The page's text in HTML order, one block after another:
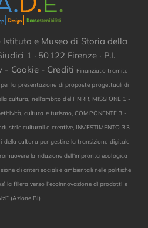
e Museo di Storia della
1 · 50122 Firenze · P.I.
- Cookie - Crediti Finanziato tramite
per la presentazione di proposte progettuali di
cultura, nell’ambito del PNRR, MISSIONE 1 -
cultura e turismo, COMPONENTE 3 -
culturali e creative, INVESTIMENTO 3.3
della cultura per gestire la transizione digitale
la riduzione dell'impronta ecologica
di criteri sociali e ambientali nelle politiche
la filiera verso l’ecoinnovazione di prodotti e
(Azione BI)